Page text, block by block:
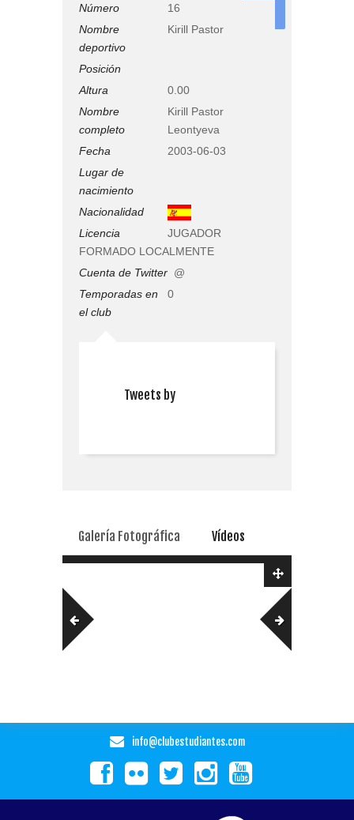
Número
16
Nombre
deportivo
Kirill Pastor
Posición
Altura
0.00
Nombre
completo
Kirill Pastor
Leontyeva
Fecha
2003-06-03
Lugar de
nacimiento
Nacionalidad
Licencia
JUGADOR
FORMADO LOCALMENTE
Cuenta de Twitter @
Temporadas en
el club
0
Tweets by
Galería Fotográfica Vídeos
info@clubestudiantes.com